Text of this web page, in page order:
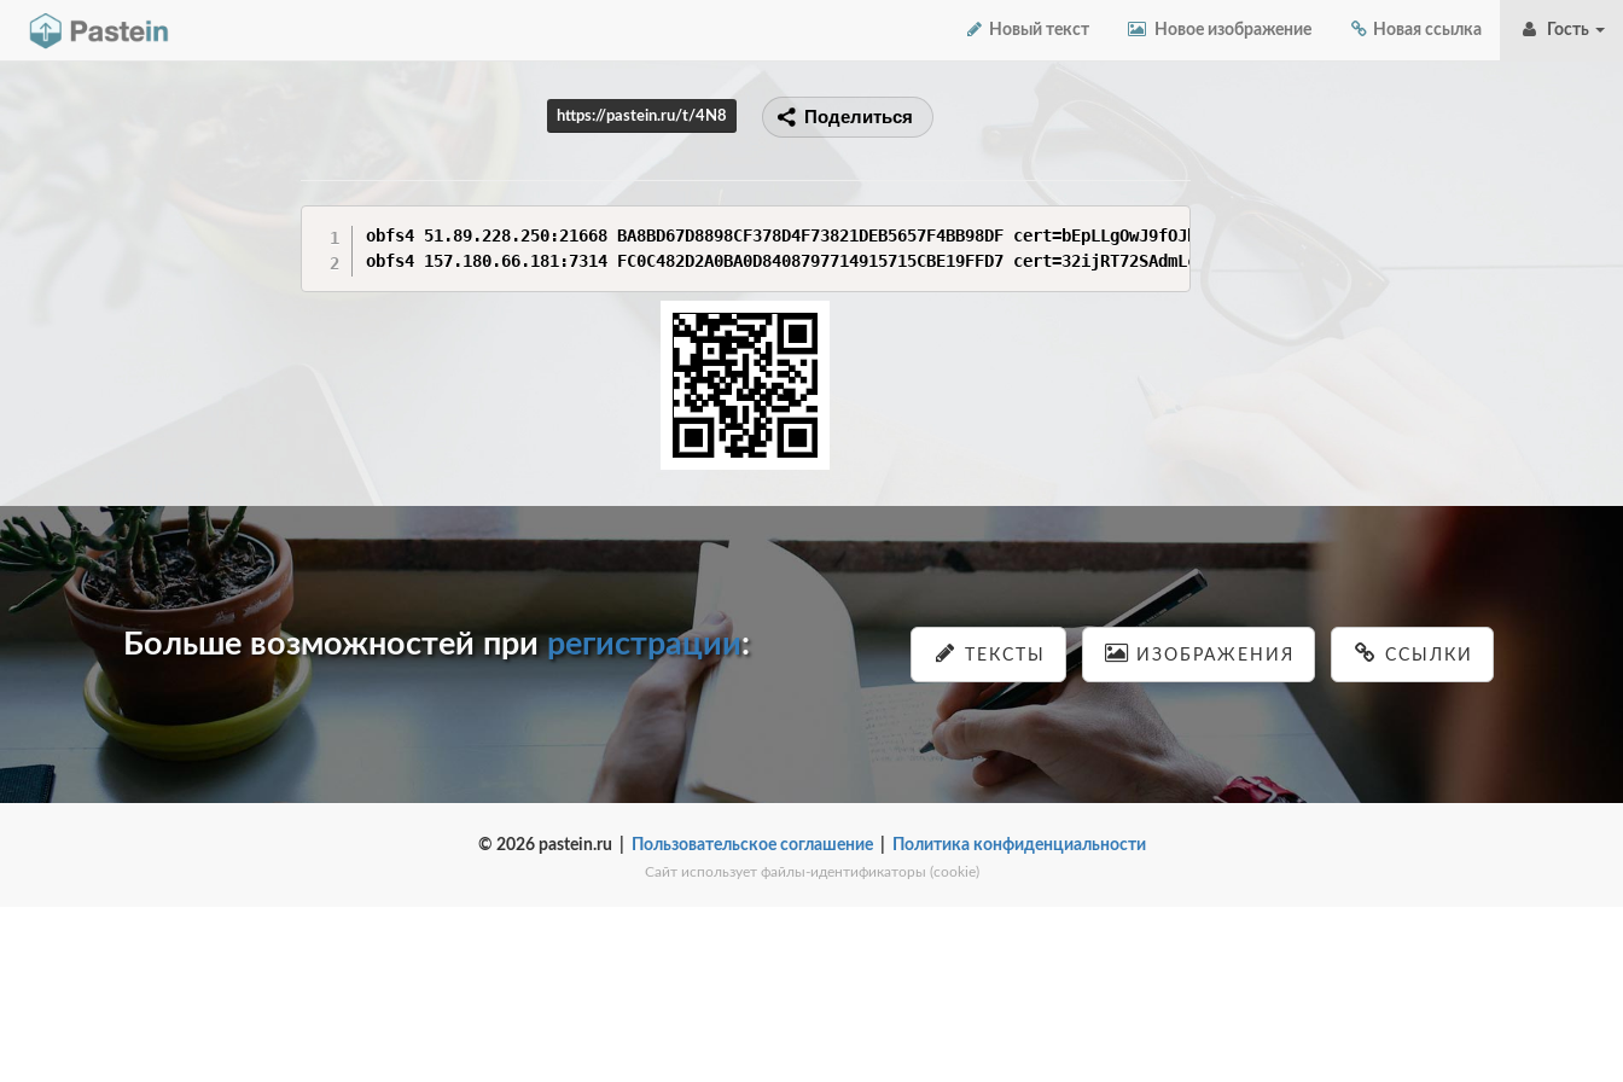
Новый текст Новое изображение Новая ссылка Гость
https://pastein.ru/t/4N8 Поделиться
obfs4 51.89.228.250:21668 BA8BD67D8898CF378D4F73821DEB5657F4BB98DF cert=bEpLLgOwJ9fOJbeHb5r+ronUF2ck5nRd0Jl3zuy7rLoUp732QK2p/
obfs4 157.180.66.181:7314 FC0C482D2A0BA0D8408797714915715CBE19FFD7 cert=32ijRT72SAdmLcv4uI/6T6OK71Oo/
Больше возможностей прирегистрации: ТЕКСТЫ ИЗОБРАЖЕНИЯ ССЫЛКИ
© 2026 pastein.ru | Пользовательское соглашение| Политика конфиденциальности
Сайт использует файлы-идентификаторы (cookie)